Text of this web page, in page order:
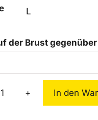
der Brust
+ In den